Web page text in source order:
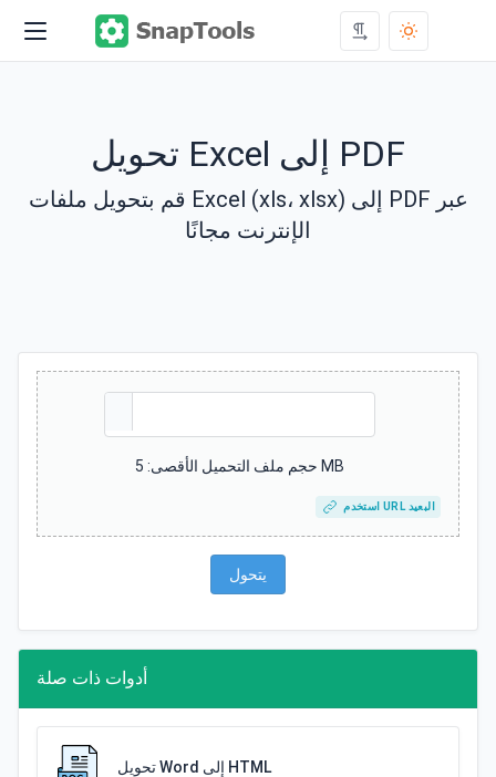
تحويل Excel إلى PDF
قم بتحويل ملفات Excel (xls، xlsx) إلى PDF عبر
الإنترنت مجانًا
حجم ملف التحميل الأقصى: 5 MB
استخدم URL البعيد
يتحول
أدوات ذات صلة
تحويل Word إلى HTML